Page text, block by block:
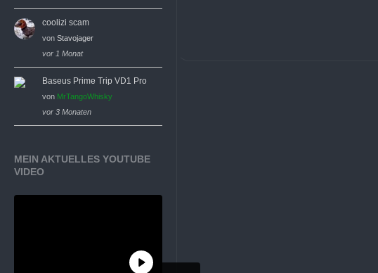
coolizi scam
von Stavojager
vor 1 Monat
Baseus Prime Trip VD1 Pro
von MrTangoWhisky
vor 3 Monaten
MEIN AKTUELLES YOUTUBE
VIDEO